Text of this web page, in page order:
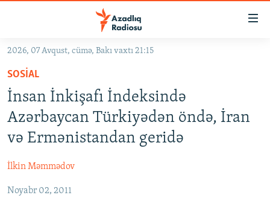
Əsas
qayıt
Əsas
naviqasiyaya
qayıt
Axtarışa
GÜNDƏM
KORRUPSIOMETR
#ƏSLINDƏ
QANUNI DOĞRU
ARAŞDIRMA
2026, 07 Avqust, cümə, Bakı vaxtı 21:15
SOSIAL
İnsan İnkişafı İndeksində
Azərbaycan Türkiyədən öndə, İran
və Ermənistandan geridə
İlkin Məmmədov
Noyabr 02, 2011